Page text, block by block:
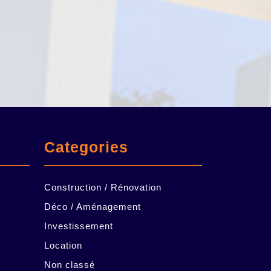
Categories
Construction / Rénovation
Déco / Aménagement
Investissement
Location
Non classé